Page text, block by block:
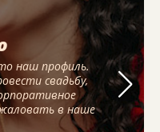
наш профиль.
свадьбу,
в наше
наш профиль.
свадьбу,
в наше
наш профиль.
свадьбу,
в наше